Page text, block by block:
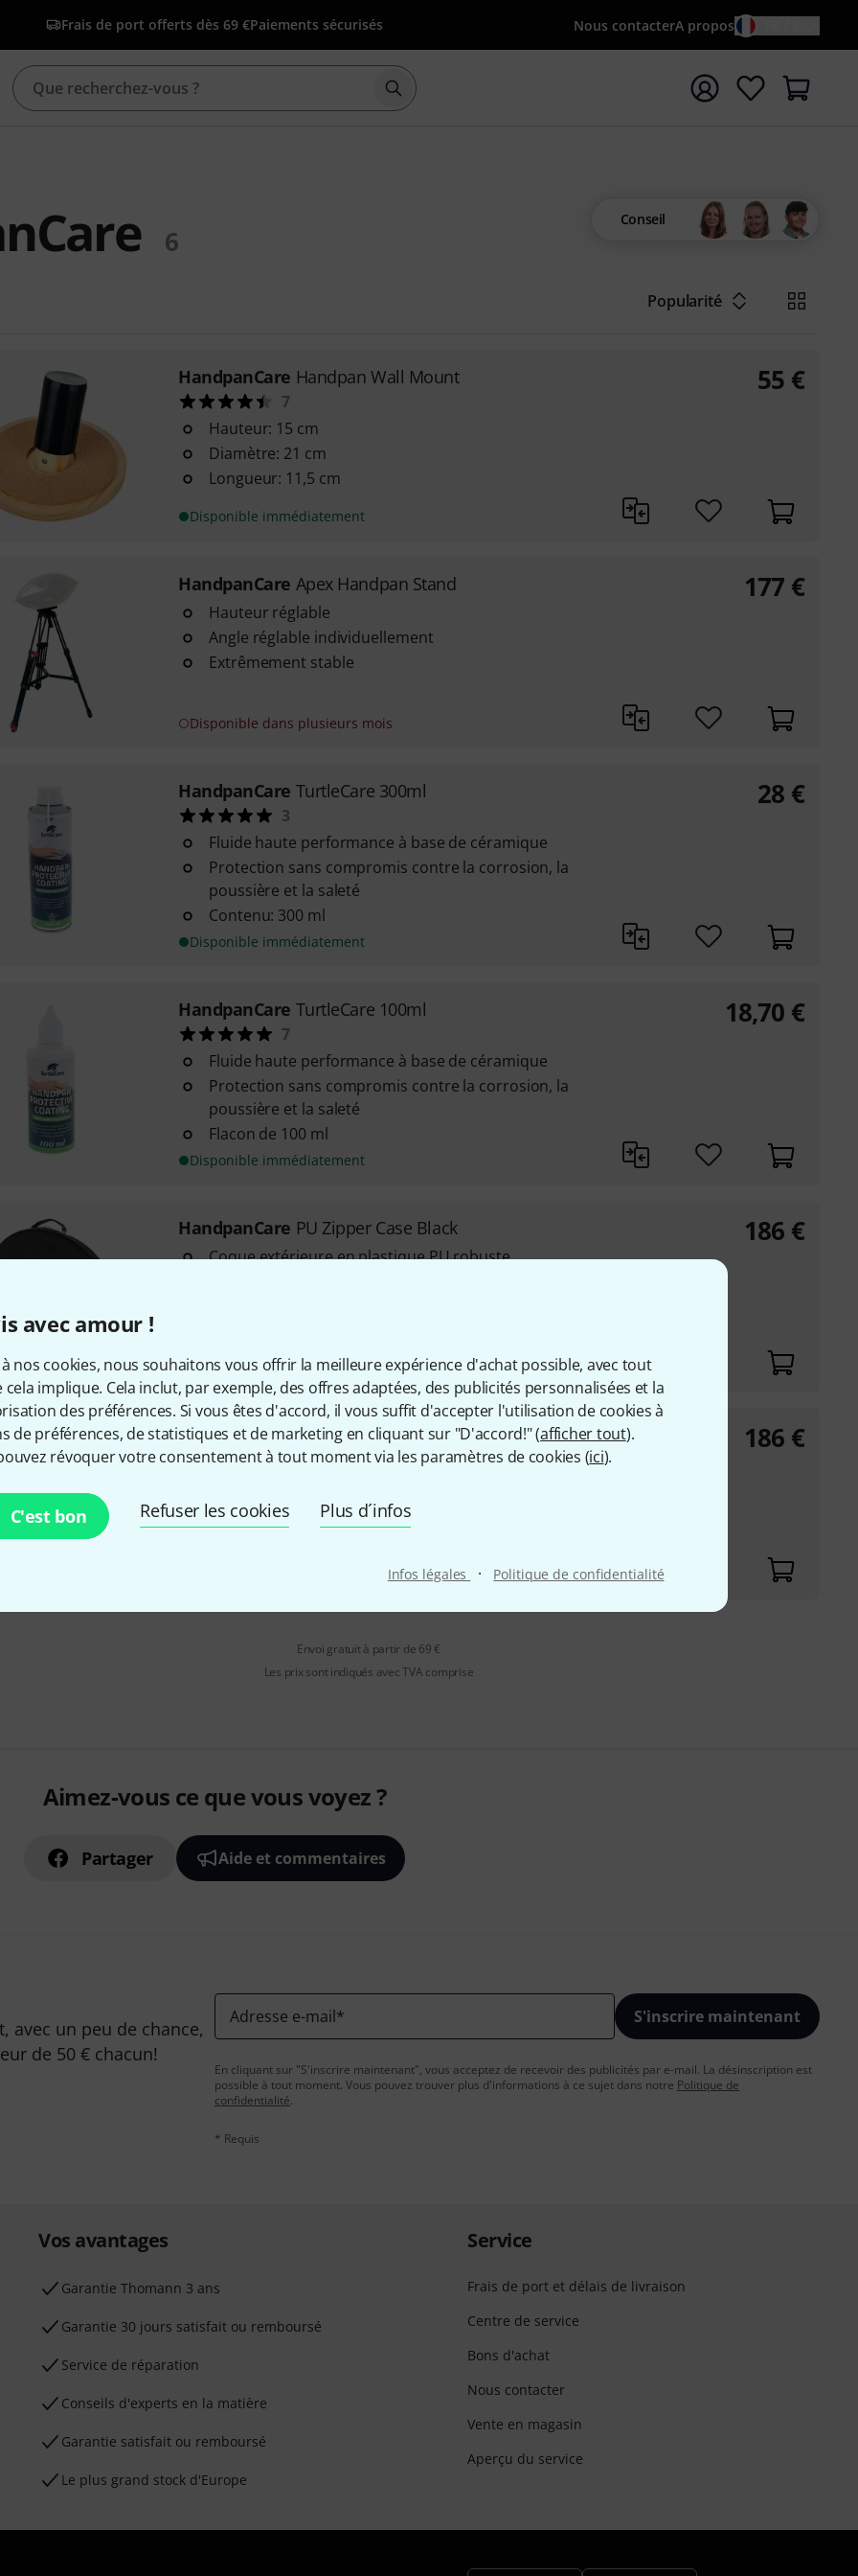
avec amour !
à nos cookies, nous souhaitons vous offrir la meilleure expérience d'achat possible, avec tout
cela implique. Cela inclut, par exemple, des offres adaptées, des publicités personnalisées et la
des préférences. Si vous êtes d'accord, il vous suffit d'accepter l'utilisation de cookies à
de préférences, de statistiques et de marketing en cliquant sur "D'accord!" (afficher tout).
révoquer votre consentement à tout moment via les paramètres de cookies (ici).
C'est bon Refuser les cookies Plus d´infos
Infos légales · Politique de confidentialité
Frais de port offerts dès 69 €Paiements sécurisés Nous contacterA propos
Démarrer la recherche avec le terme de recherche
6
Conseil
Popularité
HandpanCare Handpan Wall Mount
7
Hauteur: 15 cm
Diamètre: 21 cm
Longueur: 11,5 cm
Disponible immédiatement
55 €
HandpanCare Apex Handpan Stand
Hauteur réglable
Angle réglable individuellement
Extrêmement stable
Disponible dans plusieurs mois
177 €
HandpanCare TurtleCare 300ml
3
Fluide haute performance à base de céramique
Protection sans compromis contre la corrosion, la
poussière et la saleté
Contenu: 300 ml
Disponible immédiatement
28 €
HandpanCare TurtleCare 100ml
7
Fluide haute performance à base de céramique
Protection sans compromis contre la corrosion, la
poussière et la saleté
Flacon de 100 ml
Disponible immédiatement
18,70 €
HandpanCare PU Zipper Case Black
Coque extérieure en plastique PU robuste
Disponible immédiatement
186 €
HandpanCarePU Zipper Case grey
Coque extérieure en plastique PU robuste
Léger et confortable
186 €
Envoi gratuit à partir de 69 €
Les prix sont indiqués avec TVA comprise
Aimez-vous ce que vous voyez ?
Partager Aide et commentaires
avec un peu de chance,
de 50 € chacun!
Adresse e-mail* S'inscrire maintenant
En cliquant sur "S'inscrire maintenant", vous acceptez de recevoir des publicités par e-mail. La désinscription est
possible à tout moment. Vous pouvez trouver plus d'informations à ce sujet dans notre Politique de
confidentialité.
* Requis
Vos avantages
Ga­ran­tie Thomann 3 ans
Garantie 30 jours satisfait ou remboursé
Service de réparation
Conseils d'experts en la matière
Garantie satisfait ou remboursé
Le plus grand stock d'Europe
Service
Frais de port et délais de livraison
Centre de service
Bons d'achat
Nous contacter
Vente en magasin
Aperçu du service